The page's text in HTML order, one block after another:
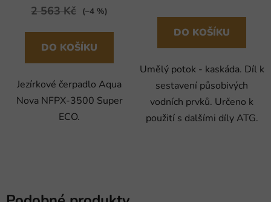
2 563 Kč (–4 %)
DO KOŠÍKU
Jezírkové čerpadlo Aqua
Nova NFPX-3500 Super
ECO.
DO KOŠÍKU
Umělý potok - kaskáda. Díl k
sestavení působivých
vodních prvků. Určeno k
použití s dalšími díly ATG.